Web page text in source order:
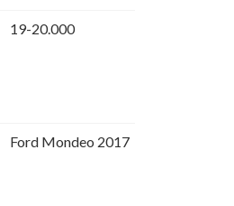
19-20.000
Ford Mondeo 2017